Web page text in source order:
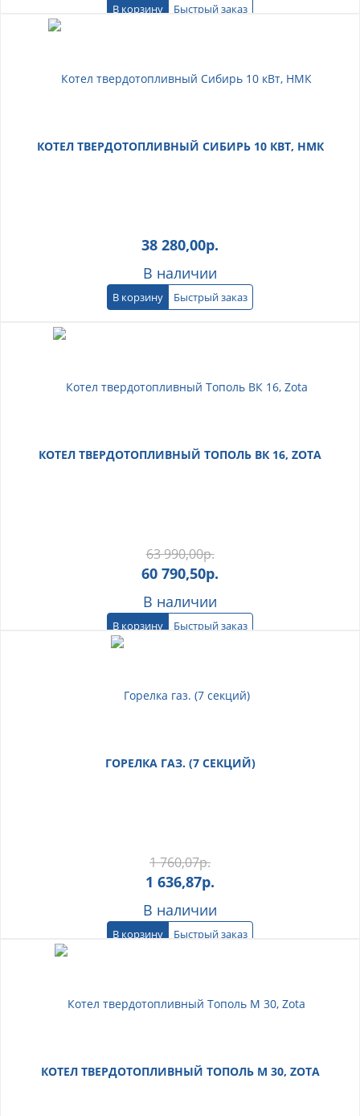
В корзину Быстрый заказ
КОТЕЛ ТВЕРДОТОПЛИВНЫЙ СИБИРЬ 10 КВТ, НМК
38 280,00р.
В наличии
В корзину Быстрый заказ
КОТЕЛ ТВЕРДОТОПЛИВНЫЙ ТОПОЛЬ ВК 16, ZOTA
63 990,00р.
60 790,50р.
В наличии
В корзину Быстрый заказ
ГОРЕЛКА ГАЗ. (7 СЕКЦИЙ)
1 760,07р.
1 636,87р.
В наличии
В корзину Быстрый заказ
КОТЕЛ ТВЕРДОТОПЛИВНЫЙ ТОПОЛЬ М 30, ZOTA